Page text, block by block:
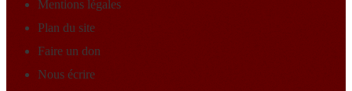
Mentions légales
Plan du site
Faire un don
Nous écrire